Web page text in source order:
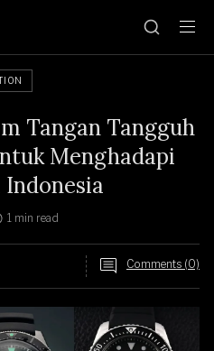
Tangan Tangguh
Menghadapi
1 min read
Comments (0)